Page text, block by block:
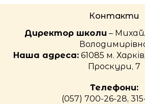
Контакти
Директор школи –
Наша адреса:61085 м.
Проскури, 7
Телефони:
(057) 700-26-28,